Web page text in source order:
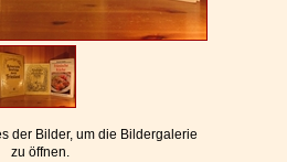
der Bilder, um die Bildergalerie
zu öffnen.